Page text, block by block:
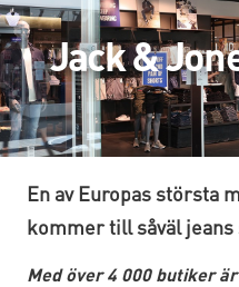
Jack &
En av Europas största
kommer till såväl jeans
Med över 4 000 butiker